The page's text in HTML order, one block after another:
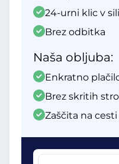
24-urni klic v
Brez odbitka
Naša obljuba:
Enkratno
Brez skritih
Zaščita na